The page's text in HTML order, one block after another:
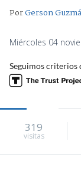
PorGerson
Miércoles 04
Seguimos criterios
319
visitas